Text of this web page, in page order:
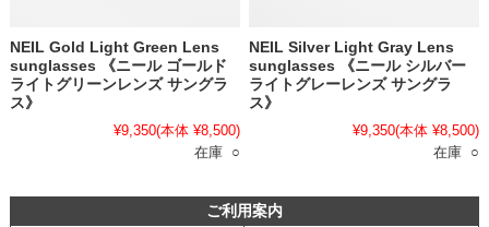
NEIL Gold Light Green Lens
sunglasses 《ニール ゴールド
ライトグリーンレンズ サングラ
ス》
¥9,350(本体 ¥8,500)
在庫 ○
NEIL Silver Light Gray Lens
sunglasses 《ニール シルバー
ライトグレーレンズ サングラ
ス》
¥9,350(本体 ¥8,500)
在庫 ○
ご利用案内